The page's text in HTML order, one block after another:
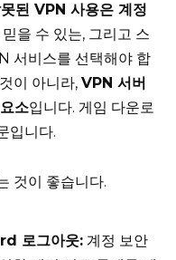
된 VPN 사용은 계정
믿을 수 있는, 그리고 스
서비스를 선택해야 합
이 아니라, VPN 서버
소입니다. 게임 다운로
입니다.
것이 좋습니다.
로그아웃: 계정 보안